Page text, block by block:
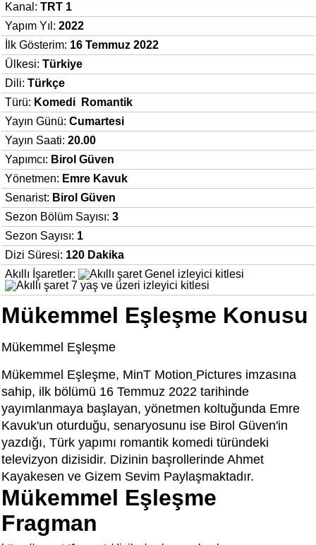
Kanal: TRT 1
Yapım Yıl: 2022
İlk Gösterim: 16 Temmuz 2022
Ülkesi: Türkiye
Dili: Türkçe
Türü: Komedi
Romantik
Yayın Günü: Cumartesi
Yayın Saati: 20.00
Yapımcı: Birol Güven
Yönetmen: Emre Kavuk
Senarist: Birol Güven
Sezon Bölüm Sayısı: 3
Sezon Sayısı: 1
Dizi Süresi: 120 Dakika
Akıllı İşaretler:
Mükemmel Eşleşme Konusu
Mükemmel Eşleşme
Mükemmel Eşleşme, MinT Motion Pictures imzasına
sahip, ilk bölümü 16 Temmuz 2022 tarihinde
yayımlanmaya başlayan, yönetmen koltuğunda Emre
Kavuk'un oturduğu, senaryosunu ise Birol Güven'in
yazdığı, Türk yapımı romantik komedi türündeki
televizyon dizisidir. Dizinin başrollerinde Ahmet
Kayakesen ve Gizem Sevim Paylaşmaktadır.
Mükemmel Eşleşme
Fragman